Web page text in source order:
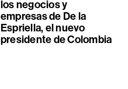
los negocios y
empresas de De la
Espriella, el nuevo
presidente de Colombia